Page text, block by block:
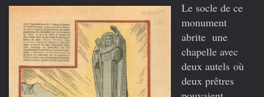
Le socle de ce
monument
abrite une
chapelle avec
deux autels où
deux prêtres